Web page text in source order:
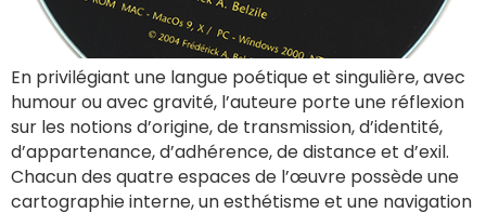
En privilégiant une langue poétique et singulière, avec
humour ou avec gravité, l’auteure porte une réflexion
sur les notions d’origine, de transmission, d’identité,
d’appartenance, d’adhérence, de distance et d’exil.
Chacun des quatre espaces de l’œuvre possède une
cartographie interne, un esthétisme et une navigation